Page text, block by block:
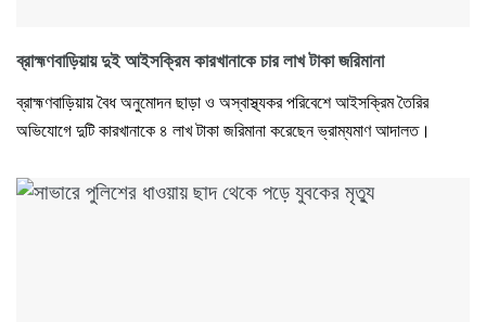
ব্রাহ্মণবাড়িয়ায় দুই আইসক্রিম কারখানাকে চার লাখ টাকা জরিমানা
ব্রাহ্মণবাড়িয়ায় বৈধ অনুমোদন ছাড়া ও অস্বাস্থ্যকর পরিবেশে আইসক্রিম তৈরির
অভিযোগে দুটি কারখানাকে ৪ লাখ টাকা জরিমানা করেছেন ভ্রাম্যমাণ আদালত।